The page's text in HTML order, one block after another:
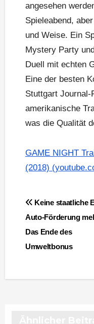
angesehen
Spieleabend,
und Weise. Ein
Mystery Party
Duell mit echten
Eine der besten
Stuttgart
amerikanische
was die Qualität
GAME NIGHT
(2018)
Keine staatliche
Auto-Förderung
Das Ende des
Umweltbonus